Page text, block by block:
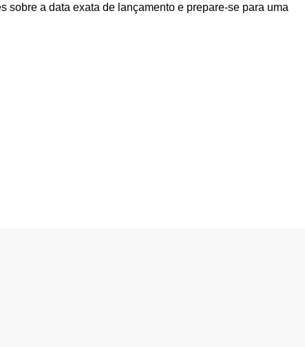
sobre a data exata de lançamento e prepare-se para uma